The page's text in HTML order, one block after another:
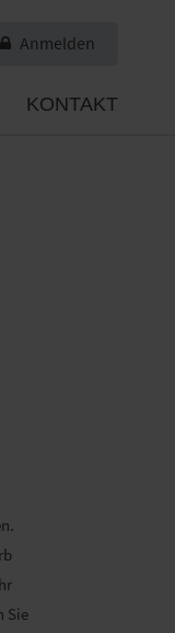
Anmelden
KONTAKT
Sie